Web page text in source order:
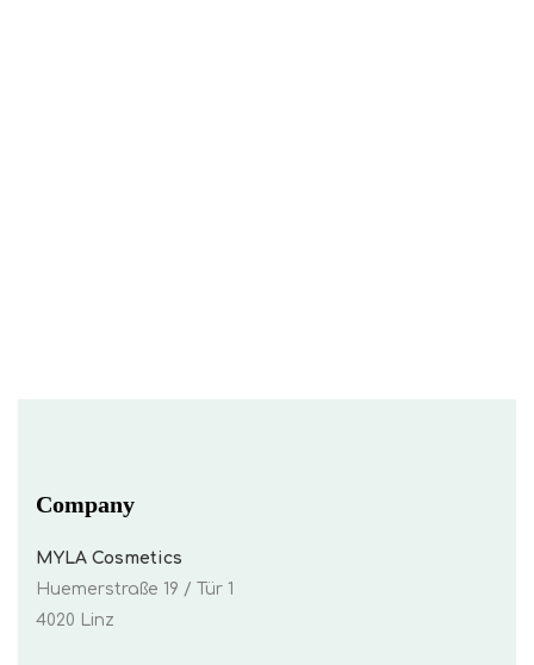
Company
MYLA Cosmetics
Huemerstraße 19 / Tür 1
4020 Linz